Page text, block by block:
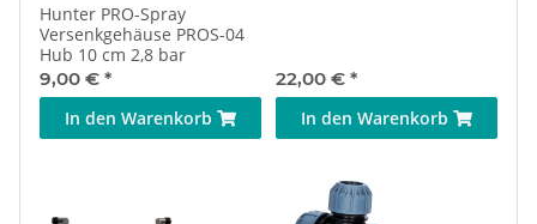
Hunter PRO-Spray
Versenkgehäuse PROS-04
Hub 10 cm 2,8 bar
9,00 € *
In den Warenkorb
22,00 € *
In den Warenkorb